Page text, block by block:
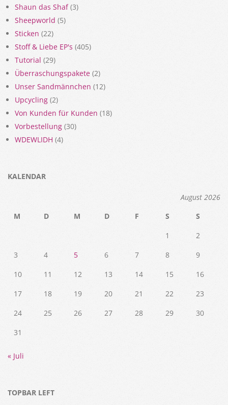
Shaun das Shaf(3)
Sheepworld (5)
Sticken (22)
Stoff & Liebe EP's (405)
Tutorial (29)
Überraschungspakete (2)
Unser Sandmännchen (12)
Upcycling (2)
Von Kunden für Kunden (18)
Vorbestellung (30)
WDEWLIDH (4)
KALENDAR
August 2026
M
D M D F S
S
1
2
3
4 5 6 7 8
9
10
11 12 13 14 15
16
17
18 19 20 21 22
23
24
25 26 27 28 29
30
31
« Juli
TOPBAR LEFT